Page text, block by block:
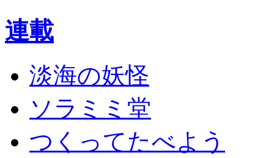
連載
淡海の妖怪
ソラミミ堂
つくってたべよう